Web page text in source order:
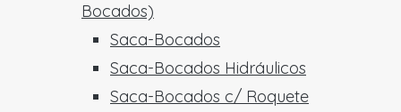
Bocados)
Saca-Bocados
Saca-Bocados Hidráulicos
Saca-Bocados c/ Roquete